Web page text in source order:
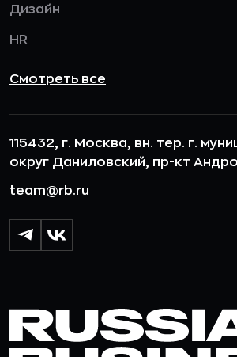
Дизайн
HR
Смотреть все
115432, г. Москва, вн. тер. г.
округ Даниловский, пр-кт
team@rb.ru